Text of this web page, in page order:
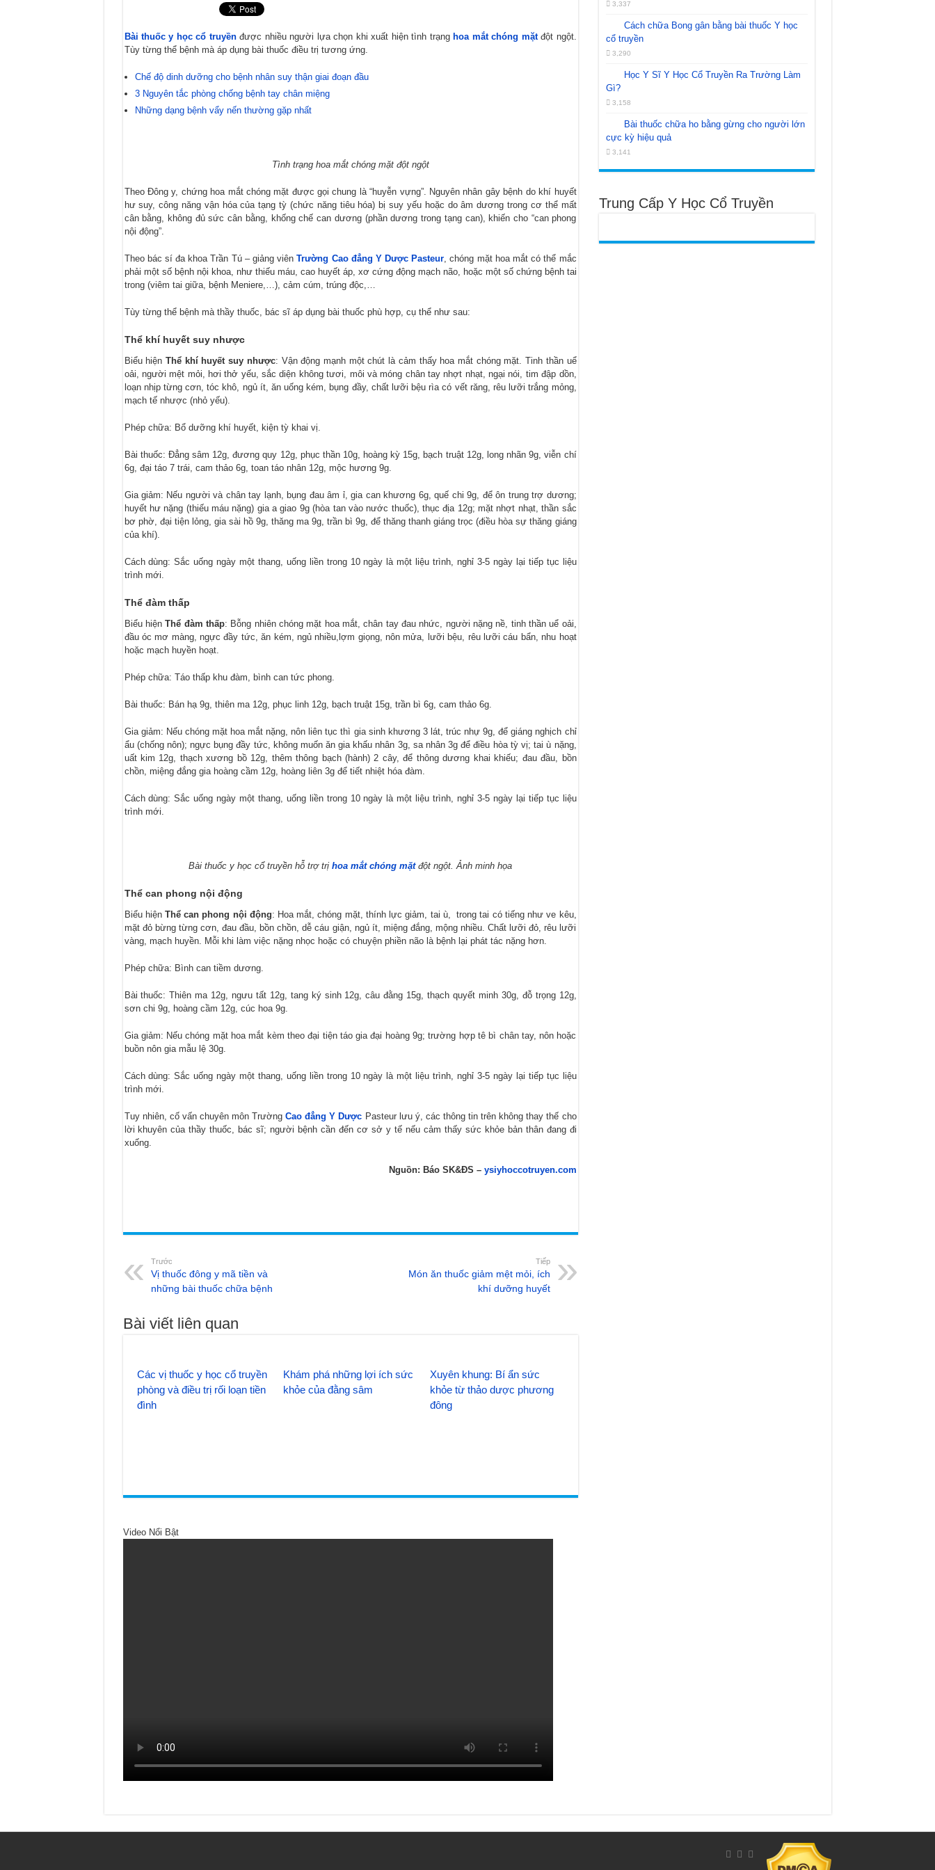
Khám phá cây Đỗ trọng: Bí quyết cho xương khớp khỏe mạnh và thận khí dồi dào
Cát cánh: Hỗ trợ điều trị bệnh đường hô hấp và các vấn đề sức khỏe khác
Bài thuốc y học cổ truyềnđược nhiều người lựa chọn khi xuất hiện tình trạng hoa mắt chóng mặtđột ngột.
Tùy từng thể bệnh mà áp dụng bài thuốc điều trị tương ứng.
Chế độ dinh dưỡng cho bệnh nhân suy thận giai đoạn đầu
3 Nguyên tắc phòng chống bệnh tay chân miệng
Những dạng bệnh vẩy nến thường gặp nhất
Tình trạng hoa mắt chóng mặt đột ngột
Theo Đông y, chứng hoa mắt chóng mặt được gọi chung là “huyễn vựng”. Nguyên nhân gây bệnh do khí huyết
hư suy, công năng vận hóa của tạng tỳ (chức năng tiêu hóa) bị suy yếu hoặc do âm dương trong cơ thể mất
cân bằng, không đủ sức cân bằng, khống chế can dương (phần dương trong tạng can), khiến cho “can phong
nội động”.
Theo bác sí đa khoa Trần Tú – giảng viênTrường Cao đẳng Y Dược Pasteur, chóng mặt hoa mắt có thể mắc
phải một số bệnh nội khoa, như thiếu máu, cao huyết áp, xơ cứng động mạch não, hoặc một số chứng bệnh tai
trong (viêm tai giữa, bệnh Meniere,…), cảm cúm, trúng độc,…
Tùy từng thể bệnh mà thầy thuốc, bác sĩ áp dụng bài thuốc phù hợp, cụ thể như sau:
Thể khí huyết suy nhược
Biểu hiện Thể khí huyết suy nhược: Vận động mạnh một chút là cảm thấy hoa mắt chóng mặt. Tinh thần uể
oải, người mệt mỏi, hơi thở yếu, sắc diện không tươi, môi và móng chân tay nhợt nhạt, ngại nói, tim đập dồn,
loạn nhịp từng cơn, tóc khô, ngủ ít, ăn uống kém, bụng đầy, chất lưỡi bệu rìa có vết răng, rêu lưỡi trắng mỏng,
mạch tế nhược (nhỏ yếu).
Phép chữa: Bổ dưỡng khí huyết, kiện tỳ khai vị.
Bài thuốc: Đẳng sâm 12g, đương quy 12g, phục thần 10g, hoàng kỳ 15g, bạch truật 12g, long nhãn 9g, viễn chí
6g, đại táo 7 trái, cam thảo 6g, toan táo nhân 12g, mộc hương 9g.
Gia giảm: Nếu người và chân tay lạnh, bụng đau âm ỉ, gia can khương 6g, quế chi 9g, để ôn trung trợ dương;
huyết hư nặng (thiếu máu nặng) gia a giao 9g (hòa tan vào nước thuốc), thục địa 12g; mặt nhợt nhạt, thần sắc
bơ phờ, đại tiện lỏng, gia sài hồ 9g, thăng ma 9g, trần bì 9g, để thăng thanh giáng trọc (điều hòa sự thăng giáng
của khí).
Cách dùng: Sắc uống ngày một thang, uống liền trong 10 ngày là một liệu trình, nghỉ 3-5 ngày lại tiếp tục liệu
trình mới.
Thể đàm thấp
Biểu hiệnThể đàm thấp: Bỗng nhiên chóng mặt hoa mắt, chân tay đau nhức, người nặng nề, tinh thần uể oải,
đầu óc mơ màng, ngực đầy tức, ăn kém, ngủ nhiều,lợm giọng, nôn mửa, lưỡi bệu, rêu lưỡi cáu bẩn, nhu hoạt
hoặc mạch huyền hoạt.
Phép chữa: Táo thấp khu đàm, bình can tức phong.
Bài thuốc: Bán hạ 9g, thiên ma 12g, phục linh 12g, bạch truật 15g, trần bì 6g, cam thảo 6g.
Gia giảm: Nếu chóng mặt hoa mắt nặng, nôn liên tục thì gia sinh khương 3 lát, trúc nhự 9g, để giáng nghịch chỉ
ẩu (chống nôn); ngực bụng đầy tức, không muốn ăn gia khấu nhân 3g, sa nhân 3g để điều hòa tỳ vị; tai ù nặng,
uất kim 12g, thạch xương bồ 12g, thêm thông bạch (hành) 2 cây, để thông dương khai khiếu; đau đầu, bồn
chồn, miệng đắng gia hoàng cầm 12g, hoàng liên 3g để tiết nhiệt hóa đàm.
Cách dùng: Sắc uống ngày một thang, uống liền trong 10 ngày là một liệu trình, nghỉ 3-5 ngày lại tiếp tục liệu
trình mới.
Bài thuốc y học cổ truyền hỗ trợ trị hoa mắt chóng mặtđột ngột. Ảnh minh họa
Thể can phong nội động
Biểu hiệnThể can phong nội động: Hoa mắt, chóng mặt, thính lực giảm, tai ù, trong tai có tiếng như ve kêu,
mặt đỏ bừng từng cơn, đau đầu, bồn chồn, dễ cáu giận, ngủ ít, miệng đắng, mộng nhiều. Chất lưỡi đỏ, rêu lưỡi
vàng, mạch huyền. Mỗi khi làm việc nặng nhọc hoặc có chuyện phiền não là bệnh lại phát tác nặng hơn.
Phép chữa: Bình can tiềm dương.
Bài thuốc: Thiên ma 12g, ngưu tất 12g, tang ký sinh 12g, câu đằng 15g, thạch quyết minh 30g, đỗ trọng 12g,
sơn chi 9g, hoàng cầm 12g, cúc hoa 9g.
Gia giảm: Nếu chóng mặt hoa mắt kèm theo đại tiện táo gia đại hoàng 9g; trường hợp tê bì chân tay, nôn hoặc
buồn nôn gia mẫu lệ 30g.
Cách dùng: Sắc uống ngày một thang, uống liền trong 10 ngày là một liệu trình, nghỉ 3-5 ngày lại tiếp tục liệu
trình mới.
Tuy nhiên, cố vấn chuyên môn TrườngCao đẳng Y Dược Pasteur lưu ý, các thông tin trên không thay thế cho
lời khuyên của thầy thuốc, bác sĩ; người bệnh cần đến cơ sở y tế nếu cảm thấy sức khỏe bản thân đang đi
xuống.
Nguồn: Báo SK&ĐS – ysiyhoccotruyen.com
Trước
Vị thuốc đông y mã tiền và
những bài thuốc chữa bệnh
Tiếp
Món ăn thuốc giảm mệt mỏi, ích
khí dưỡng huyết
Bài viết liên quan
Các vị thuốc y học cổ truyền
phòng và điều trị rối loạn tiền
đình
Khám phá những lợi ích sức
khỏe của đằng sâm
Xuyên khung: Bí ẩn sức
khỏe từ thảo dược phương
đông
Video Nổi Bật
3,337
Cách chữa Bong gân bằng bài thuốc Y học
cổ truyền
3,290
Học Y Sĩ Y Học Cổ Truyền Ra Trường Làm
Gì?
3,158
Bài thuốc chữa ho bằng gừng cho người lớn
cực kỳ hiệu quả
3,141
Trung Cấp Y Học Cổ Truyền